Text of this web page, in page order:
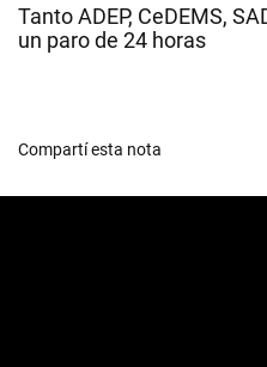
Tanto ADEP, CeDEMS,
un paro de 24 horas
Compartí esta nota